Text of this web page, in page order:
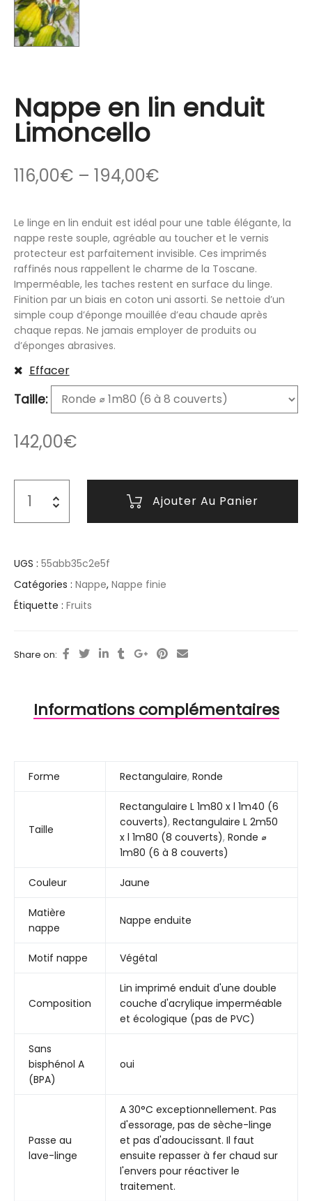
Nappe en lin enduit
Limoncello
116,00€ – 194,00€
Le linge en lin enduit est idéal pour une table élégante, la
nappe reste souple, agréable au toucher et le vernis
protecteur est parfaitement invisible. Ces imprimés
raffinés nous rappellent le charme de la Toscane.
Imperméable, les taches restent en surface du linge.
Finition par un biais en coton uni assorti. Se nettoie d’un
simple coup d’éponge mouillée d’eau chaude après
chaque repas. Ne jamais employer de produits ou
d’éponges abrasives.
Taille
Effacer
142,00€
Ajouter Au Panier
UGS : 55abb35c2e5f
Catégories : Nappe, Nappe finie
Étiquette : Fruits
Share on:
Informations complémentaires
Forme Rectangulaire, Ronde
Taille
Rectangulaire L 1m80 x l 1m40 (6
couverts), Rectangulaire L 2m50
x l 1m80 (8 couverts), Ronde ⌀
1m80 (6 à 8 couverts)
Couleur Jaune
Matière
nappe
Nappe enduite
Motif nappe Végétal
Composition
Lin imprimé enduit d'une double
couche d'acrylique imperméable
et écologique (pas de PVC)
Sans
bisphénol A
(BPA)
oui
Passe au
lave-linge
A 30°C exceptionnellement. Pas
d'essorage, pas de sèche-linge
et pas d'adoucissant. Il faut
ensuite repasser à fer chaud sur
l'envers pour réactiver le
traitement.